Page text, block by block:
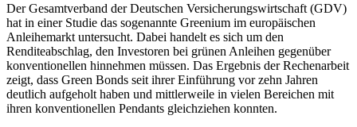
Der Gesamtverband der Deutschen Versicherungswirtschaft (GDV)
hat in einer Studie das sogenannte Greenium im europäischen
Anleihemarkt untersucht. Dabei handelt es sich um den
Renditeabschlag, den Investoren bei grünen Anleihen gegenüber
konventionellen hinnehmen müssen. Das Ergebnis der Rechenarbeit
zeigt, dass Green Bonds seit ihrer Einführung vor zehn Jahren
deutlich aufgeholt haben und mittlerweile in vielen Bereichen mit
ihren konventionellen Pendants gleichziehen konnten.